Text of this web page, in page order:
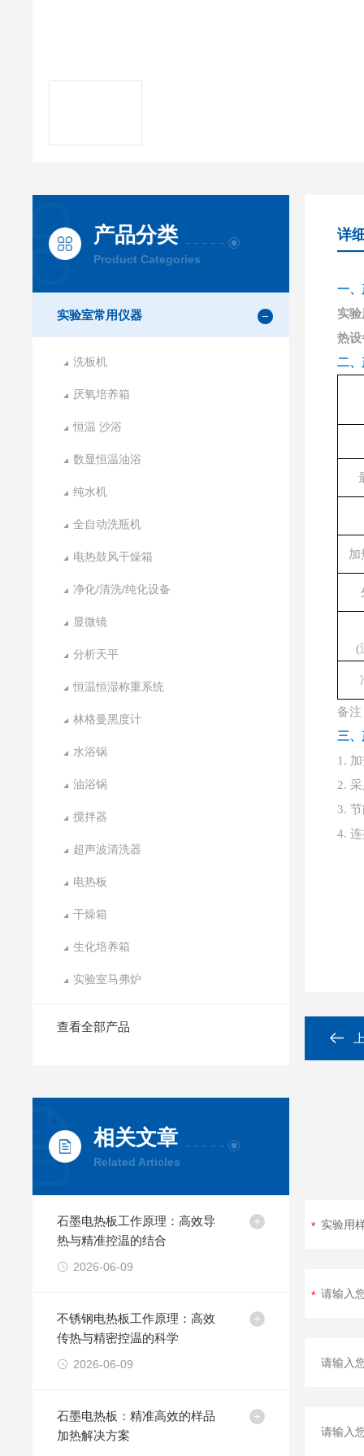
产品分类
Product Categories
实验室常用仪器
洗板机
厌氧培养箱
恒温 沙浴
数显恒温油浴
纯水机
全自动洗瓶机
电热鼓风干燥箱
净化/清洗/纯化设备
显微镜
分析天平
恒温恒湿称重系统
林格曼黑度计
水浴锅
油浴锅
搅拌器
超声波清洗器
电热板
干燥箱
生化培养箱
实验室马弗炉
查看全部产品
相关文章
Related Articles
石墨电热板工作原理：高效导
热与精准控温的结合
2026-06-09
不锈钢电热板工作原理：高效
传热与精密控温的科学
2026-06-09
石墨电热板：精准高效的样品
加热解决方案
详
一、
实
热
二
加
(
备
三
1.
2.
3.
4.